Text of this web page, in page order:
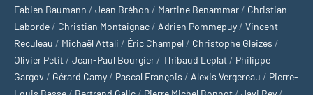
Fabien Baumann / Jean Bréhon / Martine Benammar / Christian
Laborde / Christian Montaignac / Adrien Pommepuy / Vincent
Reculeau / Michaël Attali / Éric Champel / Christophe Gleizes /
Olivier Petit / Jean-Paul Bourgier / Thibaud Leplat / Philippe
Gargov / Gérard Camy / Pascal François / Alexis Vergereau / Pierre-